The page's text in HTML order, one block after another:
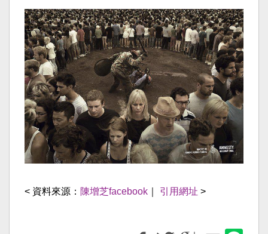
< 資料來源： 陳增芝facebook 引用網址 >